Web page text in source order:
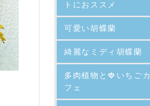
トにおススメ
可愛い胡蝶蘭
綺麗なミディ胡蝶蘭
多肉植物と🍓いちごカ
フェ